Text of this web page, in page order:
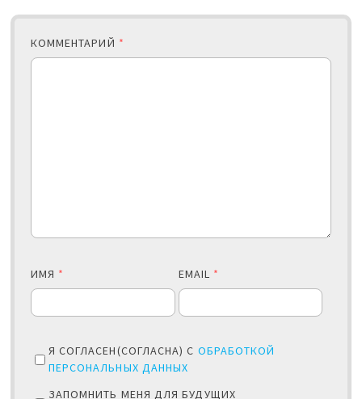
КОММЕНТАРИЙ *
ИМЯ * EMAIL *
Я СОГЛАСЕН(СОГЛАСНА) С ОБРАБОТКОЙ
ПЕРСОНАЛЬНЫХ ДАННЫХ
ЗАПОМНИТЬ МЕНЯ ДЛЯ БУДУЩИХ